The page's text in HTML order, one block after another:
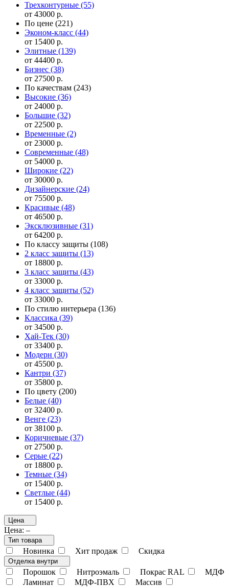
Трехконтурные (55)
от 43000 р.
По цене (221)
Эконом-класс (44)
от 15400 р.
Элитные (139)
от 44400 р.
Бизнес (38)
от 27500 р.
По качествам (243)
Высокие (36)
от 24000 р.
Большие (32)
от 22500 р.
Временные (2)
от 23000 р.
Современные (48)
от 54000 р.
Широкие (22)
от 30000 р.
Дизайнерские (24)
от 75500 р.
Красивые (48)
от 46500 р.
Эксклюзивные (31)
от 64200 р.
По классу защиты (108)
2 класс защиты (13)
от 18800 р.
3 класс защиты (43)
от 33000 р.
4 класс защиты (52)
от 33000 р.
По стилю интерьера (136)
Классика (39)
от 34500 р.
Хай-Тек (30)
от 33400 р.
Модерн (30)
от 45500 р.
Кантри (37)
от 35800 р.
По цвету (200)
Белые (40)
от 32400 р.
Венге (23)
от 38100 р.
Коричневые (37)
от 27500 р.
Серые (22)
от 18800 р.
Темные (34)
от 15400 р.
Светлые (44)
от 15400 р.
Цена
Цена: –
Тип товара
Новинка Хит продаж Скидка
Отделка внутри
Порошок Нитроэмаль Покрас RAL
МДФ
Ламинат
МДФ-ПВХ
Массив